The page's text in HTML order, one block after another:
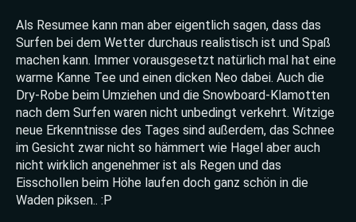
Als Resumee kann man aber eigentlich sagen, dass das
Surfen bei dem Wetter durchaus realistisch ist und Spaß
machen kann. Immer vorausgesetzt natürlich mal hat eine
warme Kanne Tee und einen dicken Neo dabei. Auch die
Dry-Robe beim Umziehen und die Snowboard-Klamotten
nach dem Surfen waren nicht unbedingt verkehrt. Witzige
neue Erkenntnisse des Tages sind außerdem, das Schnee
im Gesicht zwar nicht so hämmert wie Hagel aber auch
nicht wirklich angenehmer ist als Regen und das
Eisschollen beim Höhe laufen doch ganz schön in die
Waden piksen.. :P